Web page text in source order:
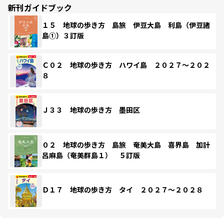
新刊ガイドブック
１５ 地球の歩き方 島旅 伊豆大島 利島（伊豆諸
島①）３訂版
Ｃ０２ 地球の歩き方 ハワイ島 ２０２７～２０２
８
Ｊ３３ 地球の歩き方 墨田区
０２ 地球の歩き方 島旅 奄美大島 喜界島 加計
呂麻島（奄美群島１） ５訂版
Ｄ１７ 地球の歩き方 タイ ２０２７～２０２８